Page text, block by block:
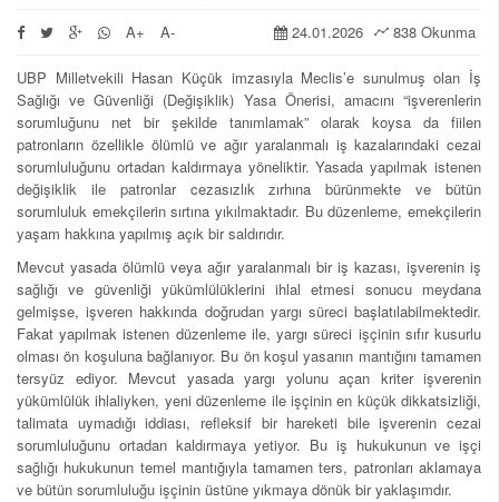
838 Okunma
24.01.2026
A+ A-
UBP Milletvekili Hasan Küçük imzasıyla Meclis’e sunulmuş olan İş
Sağlığı ve Güvenliği (Değişiklik) Yasa Önerisi, amacını “işverenlerin
sorumluğunu net bir şekilde tanımlamak” olarak koysa da fiilen
patronların özellikle ölümlü ve ağır yaralanmalı iş kazalarındaki cezai
sorumluluğunu ortadan kaldırmaya yöneliktir. Yasada yapılmak istenen
değişiklik ile patronlar cezasızlık zırhına bürünmekte ve bütün
sorumluluk emekçilerin sırtına yıkılmaktadır. Bu düzenleme, emekçilerin
yaşam hakkına yapılmış açık bir saldırıdır.
Mevcut yasada ölümlü veya ağır yaralanmalı bir iş kazası, işverenin iş
sağlığı ve güvenliği yükümlülüklerini ihlal etmesi sonucu meydana
gelmişse, işveren hakkında doğrudan yargı süreci başlatılabilmektedir.
Fakat yapılmak istenen düzenleme ile, yargı süreci işçinin sıfır kusurlu
olması ön koşuluna bağlanıyor. Bu ön koşul yasanın mantığını tamamen
tersyüz ediyor. Mevcut yasada yargı yolunu açan kriter işverenin
yükümlülük ihlaliyken, yeni düzenleme ile işçinin en küçük dikkatsizliği,
talimata uymadığı iddiası, refleksif bir hareketi bile işverenin cezai
sorumluluğunu ortadan kaldırmaya yetiyor. Bu iş hukukunun ve işçi
sağlığı hukukunun temel mantığıyla tamamen ters, patronları aklamaya
ve bütün sorumluluğu işçinin üstüne yıkmaya dönük bir yaklaşımdır.